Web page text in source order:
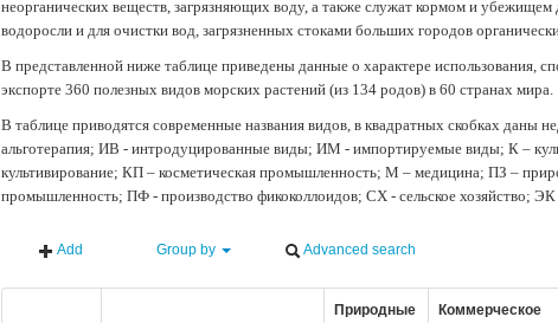
неорганических веществ, загрязняющих воду, а также служат кормом и
водоросли и для очистки вод, загрязненных стоками больших городов
В представленной ниже таблице приведены данные о характере использования,
экспорте 360 полезных видов морских растений (из 134 родов) в 60 странах мира.
В таблице приводятся современные названия видов, в квадратных скобках даны
альготерапия; ИВ - интродуцированные виды; ИМ - импортируемые виды; К –
культивирование; КП – косметическая промышленность; М – медицина; ПЗ –
промышленность; ПФ - производство фикоколлоидов; СХ - сельское хозяйство; ЭК
Add Group by Advanced search
Природные
Коммерческое